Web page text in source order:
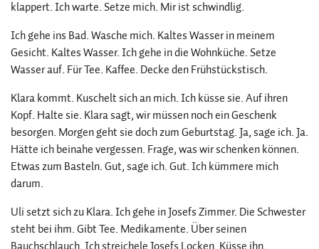
klappert. Ich warte. Setze mich. Mir ist schwindlig.
Ich gehe ins Bad. Wasche mich. Kaltes Wasser in meinem
Gesicht. Kaltes Wasser. Ich gehe in die Wohnküche. Setze
Wasser auf. Für Tee. Kaffee. Decke den Frühstückstisch.
Klara kommt. Kuschelt sich an mich. Ich küsse sie. Auf ihren
Kopf. Halte sie. Klara sagt, wir müssen noch ein Geschenk
besorgen. Morgen geht sie doch zum Geburtstag. Ja, sage ich. Ja.
Hätte ich beinahe vergessen. Frage, was wir schenken können.
Etwas zum Basteln. Gut, sage ich. Gut. Ich kümmere mich
darum.
Uli setzt sich zu Klara. Ich gehe in Josefs Zimmer. Die Schwester
steht bei ihm. Gibt Tee. Medikamente. Über seinen